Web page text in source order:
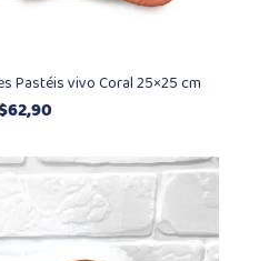
Pastéis vivo Coral 25×25 cm
62,90